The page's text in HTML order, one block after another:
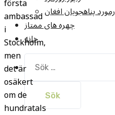
پناهجويان افغان
چهره های ممتاز
خانه
efter:
ambassad
i
Stockholm,
men
det är
osäkert
om de
hundratals